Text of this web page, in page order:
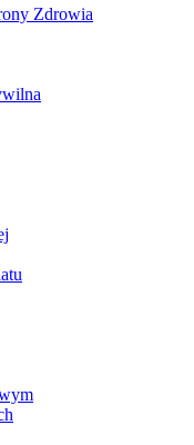
Zdrowia